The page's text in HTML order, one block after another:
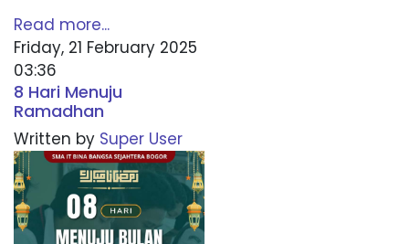
Read more...
Friday, 21 February 2025
03:36
8 Hari Menuju
Ramadhan
Written by Super User